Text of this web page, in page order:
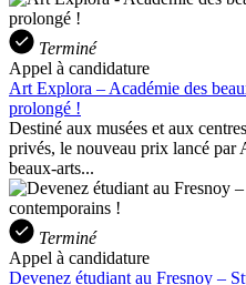
Terminé
Appel à candidature
Art Explora – Académie des
prolongé !
Destiné aux musées et aux
privés, le nouveau prix lancé par
beaux-arts...
Terminé
Appel à candidature
Devenez étudiant au Fresnoy –